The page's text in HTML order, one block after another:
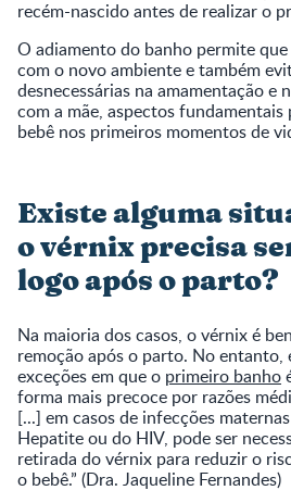
recém-nascido antes de realizar o
O adiamento do banho permite
com o novo ambiente e também
desnecessárias na amamentação e
com a mãe, aspectos
bebê nos primeiros momentos de
Existe alguma
o vérnix precisa
logo após o parto?
Na maioria dos casos, o vérnix é
remoção após o parto. No entanto,
exceções em que o primeiro banho
forma mais precoce por razões
[...] em casos de infecções
Hepatite ou do HIV, pode ser
retirada do vérnix para reduzir o
o bebê.” (Dra. Jaqueline Fernandes)